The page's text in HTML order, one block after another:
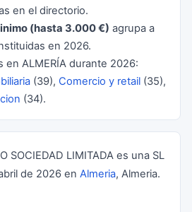
en el directorio.
(hasta 3.000 €) agrupa a
en 2026.
en ALMERÍA durante 2026:
(39), Comercio y retail (35),
(34).
SOCIEDAD LIMITADA es una SL
de 2026 en Almeria, Almeria.